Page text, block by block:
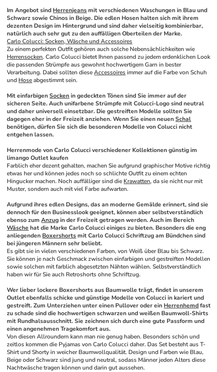
Im Angebot sind Herrenjeans mit verschiedenen Waschungen in Blau und
Schwarz sowie Chinos in Beige. Die edlen Hosen halten sich mit ihrem
dezenten Design im Hintergrund und sind daher vielseitig kombinierbar,
natürlich auch sehr gut zu den auffälligen Oberteilen der Marke.
Carlo Colucci: Socken, Wäsche und Accessoires
Herrensocken. Carlo Colucci bietet Ihnen passend zu jedem erdenklichen Look
die passenden Strümpfe aus gewohnt hochwertigem Garn in bester
Verarbeitung. Dabei sollten diese Accessoires immer auf die Farbe von Schuh
und Hose abgestimmt sein.
Mit einfarbigen Socken in gedeckten Tönen sind Sie immer auf der
sicheren Seite. Auch unifarbene Strümpfe mit Colucci-Logo sind neutral
und daher universell einsetzbar. Die gestreiften Modelle sollten Sie
dagegen eher in der Freizeit anziehen. Wenn Sie einen neuen Schal
benötigen, dürfen Sie sich die besonderen Modelle von Colucci nicht
entgehen lassen.
Herrenmode von Carlo Colucci verschiedener Kollektionen günstig im
limango Outlet kaufen
Farblich eher dezent gehalten, machen Sie aufgrund graphischer Motive richtig
etwas her und können jedes noch so schlichte Outfit zu einem echten
Hingucker machen. Noch auffälliger sind die Krawatten, da sie nicht nur mit
Muster, sondern auch mit viel Farbe aufwarten.
Aufgrund ihres edlen Designs, das an moderne Gemälde erinnert, sind sie
dennoch für den Businesslook geeignet, können aber selbstverständlich
ebenso zum Anzug
Wäsche hat die Marke Carlo Colucci einiges zu bieten. Besonders die eng
anliegenden Boxershorts mit Carlo Colucci Schriftzug am Bündchen sind
bei jüngeren Männern sehr beliebt.
Es gibt sie in vielen verschiedenen Farben, von Weiß über Blau bis Schwarz.
Sie können je nach Geschmack zwischen einfarbigen und gestreiften Modellen
sowie solchen mit farblich abgesetzten Nähten wählen. Selbstverständlich
haben wir für Sie auch Retroshorts ohne Schriftzug.
Wer lieber lockere Boxershorts aus Baumwolle trägt, findet in unserem
Outlet ebenfalls schicke und günstige Modelle von Colucci in kariert und
gestreift. Zum Unterziehen unter einen Pullover oder ein Herrenhemd fast
zu schade sind die hochwertigen schwarzen und weißen Baumwoll-Shirts
mit Rundhalsausschnitt. Sie zeichnen sich durch eine gute Passform und
einen angenehmen Tragekomfort aus.
Von diesen Allroundern kann man nie genug haben. Besonders schön und
zeitlos kommen die Pyjamas von Carlo Colucci daher. Das Set besteht aus T-
Shirt und Shorty in weicher Baumwollqualität. Design und Farben wie Blau,
Beige oder Schwarz sind jung und neutral, sodass Männer jeden Alters diese
Nachtwäsche tragen können und darin gut aussehen.